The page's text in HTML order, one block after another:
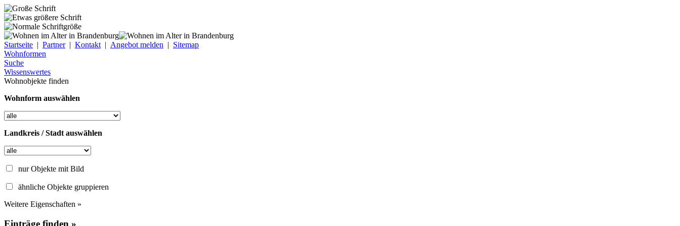
Startseite | Partner| Kontakt | Angebot melden | Sitemap
Wohnformen
Suche
Wissenswertes
Wohnobjekte finden
Wohnform auswählen
Landkreis / Stadt auswählen
nur Objekte mit Bild
ähnliche Objekte gruppieren
Weitere Eigenschaften »
Einträge finden »